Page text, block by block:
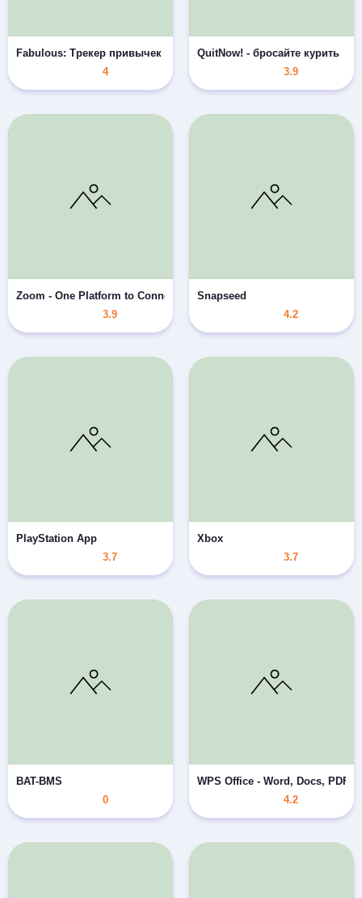
Fabulous: Трекер привычек
4
QuitNow! - бросайте курить
3.9
Zoom - One Platform to Connect
3.9
Snapseed
4.2
PlayStation App
3.7
Xbox
3.7
BAT-BMS
0
WPS Office - Word, Docs, PDF,
4.2